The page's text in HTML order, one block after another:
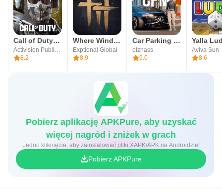
Call of Duty®: Mobile
Activision Publishing, Inc.
8.2
Where Winds Meet
Exptional Global
8.9
Car Parking Multiplayer 2
olzhass
9.0
Aviva Sun
8.6
Pobierz aplikację APKPure, aby uzyskać
więcej nagród i zniżek w grach
Jedno kliknięcie, aby zainstalować pliki XAPK/APK na Androidzie!
Pobierz APKPure